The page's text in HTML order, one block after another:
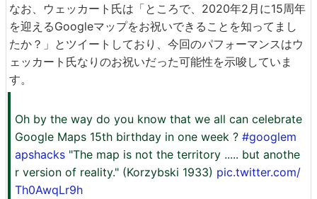
なお、ウェッカート氏は「ところで、2020年2月に15周年
を迎えるGoogleマップをお祝いできることを知ってまし
たか？」とツイートしており、今回のパフォーマンスはウ
ェッカート氏なりのお祝いだった可能性を示唆していま
す。
Oh by the way do you know that we all can celebrate
Google Maps 15th birthday in one week ? #googlem
apshacks "The map is not the territory ..... but anothe
r version of reality." (Korzybski 1933) pic.twitter.com/
Th0AwqLr9h